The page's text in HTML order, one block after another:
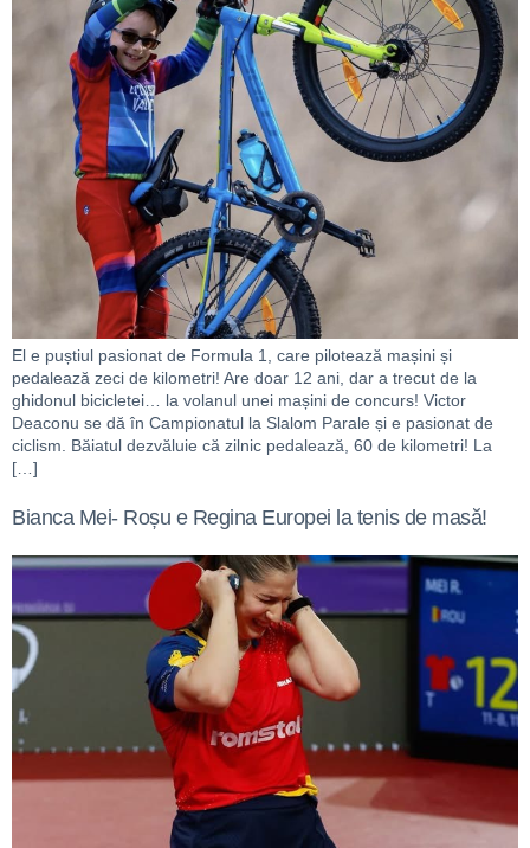
El e puștiul pasionat de Formula 1, care pilotează mașini și
pedalează zeci de kilometri! Are doar 12 ani, dar a trecut de la
ghidonul bicicletei… la volanul unei mașini de concurs! Victor
Deaconu se dă în Campionatul la Slalom Parale și e pasionat de
ciclism. Băiatul dezvăluie că zilnic pedalează, 60 de kilometri! La
[…]
Bianca Mei- Roșu e Regina Europei la tenis de masă!